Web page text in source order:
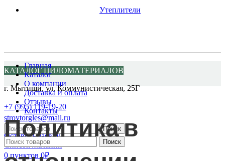
Утеплители
КАТАЛОГ ПИЛОМАТЕРИАЛОВ
г. Мытищи, ул. Коммунистическая, 25Г
+7 (995) 119-19-20
stroytorgles@mail.ru
Оставить заявку
Список желаний
0пунктов 0₽
Главная
Каталог
О компании
Доставка и оплата
Отзывы
Контакты
Поиск
Поиск
Политика в